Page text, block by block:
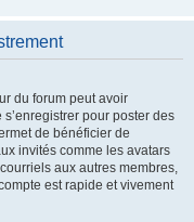
du forum peut avoir
pour poster des
de bénéficier de
invités comme les avatars
aux autres membres,
est rapide et vivement